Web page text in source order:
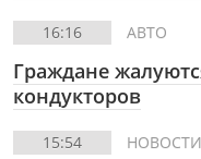
16:16 АВТО
Граждане
кондукторов
15:54 НОВОСТИ